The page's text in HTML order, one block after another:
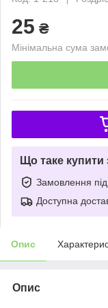
25 ₴
Мінімальна сума
Що таке
Замовлення
Доступна
Опис
Опис